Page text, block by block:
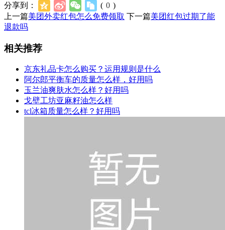
分享到：
( 0 )
上一篇美团外卖红包怎么免费领取 下一篇美团红包过期了能
退款吗
相关推荐
京东礼品卡怎么购买？运用规则是什么
阿尔郎平衡车的质量怎么样，好用吗
玉兰油爽肤水怎么样？好用吗
戈壁工坊亚麻籽油怎么样
tcl冰箱质量怎么样？好用吗